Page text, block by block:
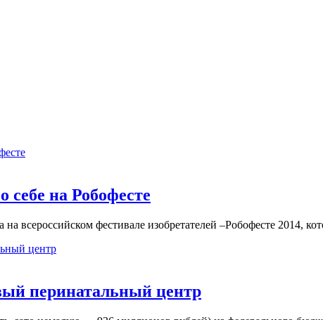
на Робофесте
на всероссийском фестивале изобретателей –Робофесте 2014,
перинатальный центр